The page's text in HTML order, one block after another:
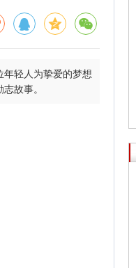
轻人为挚爱的梦想
故事。